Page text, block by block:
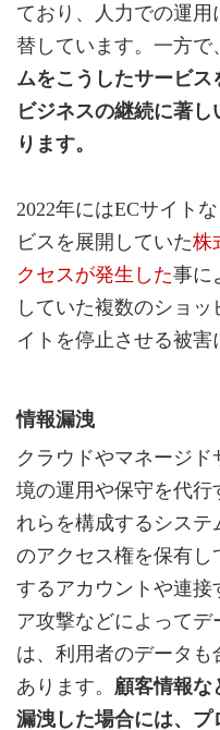
ており、人力での運
替しています。一方
ムをこうしたサービス
ビジネスの継続に著
ります。
2022年にはECサイト
ビスを展開していた株
クセスが発生した事に
していた複数のショ
イトを停止させる被害
情報漏洩
クラウドやマネージ
境の運用や保守を代
れらを構成するシス
のアクセス権を保有し
するアカウントや連接
ア攻撃などによって
は、利用者のデータ
あります。 顧客情報な
漏洩した場合には、プ